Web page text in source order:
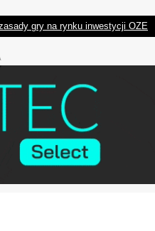
gry na rynku inwestycji OZE